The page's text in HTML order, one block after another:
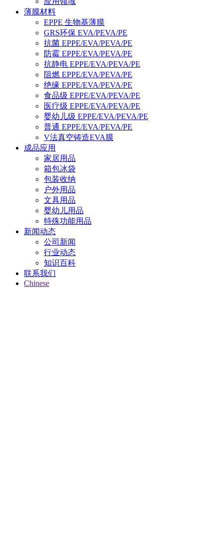
薄膜材料
EPPE 生物基薄膜
GRS环保 EVA/PEVA/PE
抗菌 EPPE/EVA/PEVA/PE
防霉 EPPE/EVA/PEVA/PE
抗静电 EPPE/EVA/PEVA/PE
阻燃 EPPE/EVA/PEVA/PE
绝缘 EPPE/EVA/PEVA/PE
食品级 EPPE/EVA/PEVA/PE
医疗级 EPPE/EVA/PEVA/PE
婴幼儿级 EPPE/EVA/PEVA/PE
普通 EPPE/EVA/PEVA/PE
V法真空铸造EVA膜
成品应用
家居用品
箱包冰袋
包装收纳
户外用品
文具用品
婴幼儿用品
特殊功能用品
新闻动态
公司新闻
行业动态
知识百科
联系我们
Chinese